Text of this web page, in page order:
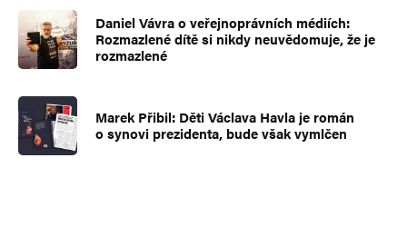
Daniel Vávra o veřejnoprávních médiích:
Rozmazlené dítě si nikdy neuvědomuje, že je
rozmazlené
Marek Přibil: Děti Václava Havla je román
o synovi prezidenta, bude však vymlčen